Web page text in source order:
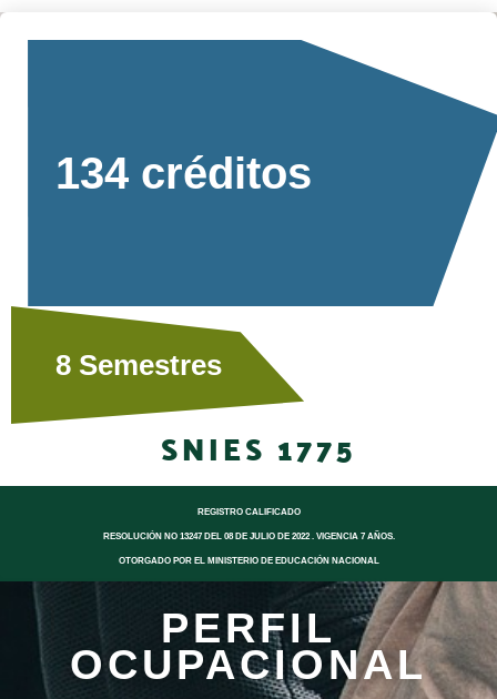
134 créditos
8 Semestres
SNIES 1775
REGISTRO CALIFICADO
RESOLUCIÓN NO 13247 DEL 08 DE JULIO DE 2022 . VIGENCIA 7 AÑOS.
OTORGADO POR EL MINISTERIO DE EDUCACIÓN NACIONAL
PERFIL
OCUPACIONAL